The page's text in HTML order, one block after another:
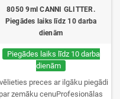
8050 9ml CANNI GLITTER.
Piegādes laiks līdz 10 darba
dienām
Piegādes laiks līdz 10 darba
dienām
preces ar ilgāku piegādi
par zemāku cenuProfesionālas